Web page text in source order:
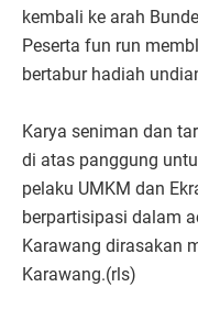
kembali ke arah
Peserta fun run
bertabur hadiah
Karya seniman dan
di atas panggung
pelaku UMKM dan
berpartisipasi dalam
Karawang dirasakan
Karawang.(rls)